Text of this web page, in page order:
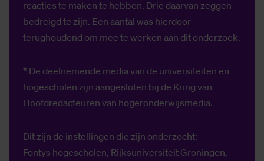
reacties te maken te hebben. Drie daarvan zeggen
bedreigd te zijn. Een aantal was hierdoor
terughoudend om mee te werken aan dit onderzoek.
* De deelnemende media van de universiteiten en
hogescholen zijn aangesloten bij de Kring van
Hoofdredacteuren van hogeronderwijsmedia.
Dit zijn de instellingen die zijn onderzocht:
Fontys hogescholen, Rijksuniversiteit Groningen,